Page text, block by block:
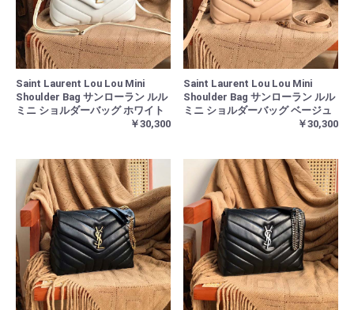
Saint Laurent Lou Lou Mini
Shoulder Bag サンローラン ルル
ミニ ショルダーバッグ ホワイト
￥30,300
Saint Laurent Lou Lou Mini
Shoulder Bag サンローラン ルル
ミニ ショルダーバッグ ベージュ
￥30,300